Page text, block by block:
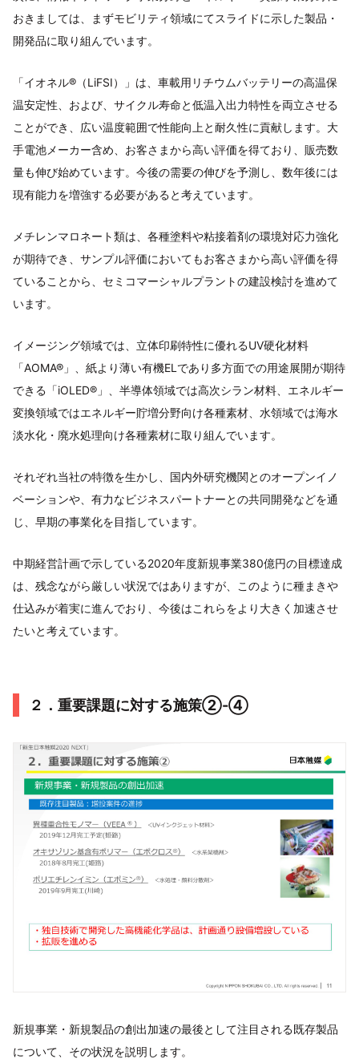
おきましては、まずモビリティ領域にてスライドに示した製品・
開発品に取り組んでいます。
「イオネル®（LiFSI）」は、車載用リチウムバッテリーの高温保
温安定性、および、サイクル寿命と低温入出力特性を両立させる
ことができ、広い温度範囲で性能向上と耐久性に貢献します。大
手電池メーカー含め、お客さまから高い評価を得ており、販売数
量も伸び始めています。今後の需要の伸びを予測し、数年後には
現有能力を増強する必要があると考えています。
メチレンマロネート類は、各種塗料や粘接着剤の環境対応力強化
が期待でき、サンプル評価においてもお客さまから高い評価を得
ていることから、セミコマーシャルプラントの建設検討を進めて
います。
イメージング領域では、立体印刷特性に優れるUV硬化材料
「AOMA®」、紙より薄い有機ELであり多方面での用途展開が期待
できる「iOLED®」、半導体領域では高次シラン材料、エネルギー
変換領域ではエネルギー貯増分野向け各種素材、水領域では海水
淡水化・廃水処理向け各種素材に取り組んでいます。
それぞれ当社の特徴を生かし、国内外研究機関とのオープンイノ
ベーションや、有力なビジネスパートナーとの共同開発などを通
じ、早期の事業化を目指しています。
中期経営計画で示している2020年度新規事業380億円の目標達成
は、残念ながら厳しい状況ではありますが、このように種まきや
仕込みが着実に進んでおり、今後はこれらをより大きく加速させ
たいと考えています。
２．重要課題に対する施策②-④
新規事業・新規製品の創出加速の最後として注目される既存製品
について、その状況を説明します。